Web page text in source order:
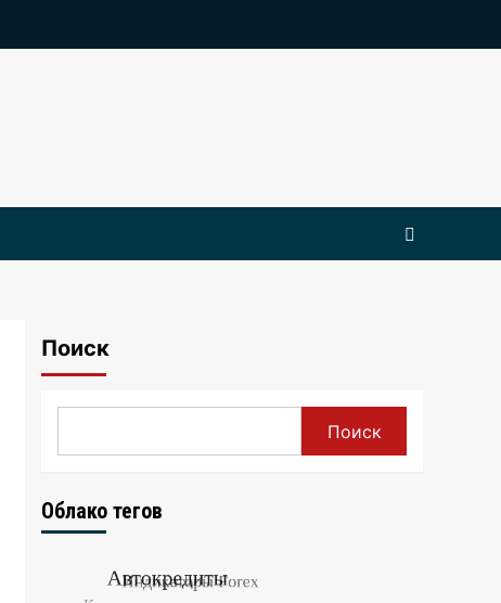
Поиск
Поиск
Облако тегов